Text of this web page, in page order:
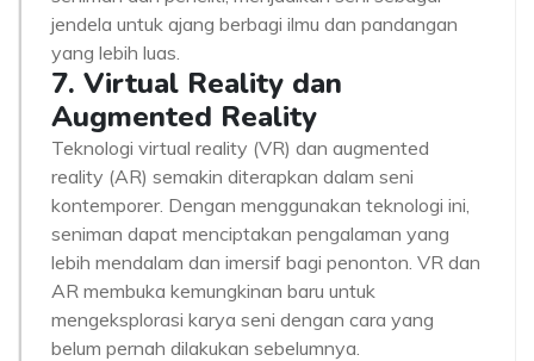
jendela untuk ajang berbagi ilmu dan pandangan
yang lebih luas.
7. Virtual Reality dan
Augmented Reality
Teknologi virtual reality (VR) dan augmented
reality (AR) semakin diterapkan dalam seni
kontemporer. Dengan menggunakan teknologi ini,
seniman dapat menciptakan pengalaman yang
lebih mendalam dan imersif bagi penonton. VR dan
AR membuka kemungkinan baru untuk
mengeksplorasi karya seni dengan cara yang
belum pernah dilakukan sebelumnya.